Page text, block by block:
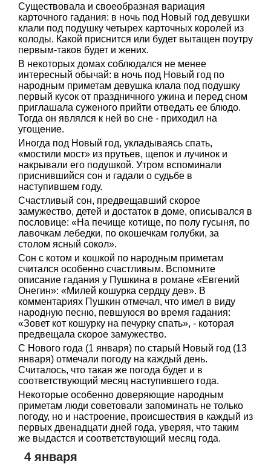
Существовала и своеобразная вариация
карточного гадания: в ночь под Новый год девушки
клали под подушку четырех карточных королей из
колоды. Какой приснится или будет вытащен поутру
первым-таков будет и жених.
В некоторых домах соблюдался не менее
интересный обычай: в ночь под Новый год по
народным приметам девушка клала под подушку
первый кусок от праздничного ужина и перед сном
приглашала суженого прийти отведать ее блюдо.
Тогда он являлся к ней во сне - приходил на
угощение.
Иногда под Новый год, укладываясь спать,
«мостили мост» из прутьев, щепок и лучинок и
накрывали его подушкой. Утром вспоминали
приснившийся сон и гадали о судьбе в
наступившем году.
Счастливый сон, предвещавший скорое
замужество, детей и достаток в доме, описывался в
пословице: «На печище котище, по полу гусыня, по
лавочкам лебедки, по окошечкам голубки, за
столом ясный сокол».
Сон с котом и кошкой по народным приметам
считался особенно счастливым. Вспомните
описание гадания у Пушкина в романе «Евгений
Онегин»: «Милей кошурка сердцу дев». В
комментариях Пушкин отмечал, что имел в виду
народную песню, певшуюся во время гадания:
«Зовет кот кошурку на печурку спать», - которая
предвещала скорое замужество.
С Нового года (1 января) по старый Новый год (13
января) отмечали погоду на каждый день.
Считалось, что такая же погода будет и в
соответствующий месяц наступившего года.
Некоторые особенно доверяющие народным
приметам люди советовали запоминать не только
погоду, но и настроение, происшествия в каждый из
первых двенадцати дней года, уверяя, что таким
же выдастся и соответствующий месяц года.
4 января